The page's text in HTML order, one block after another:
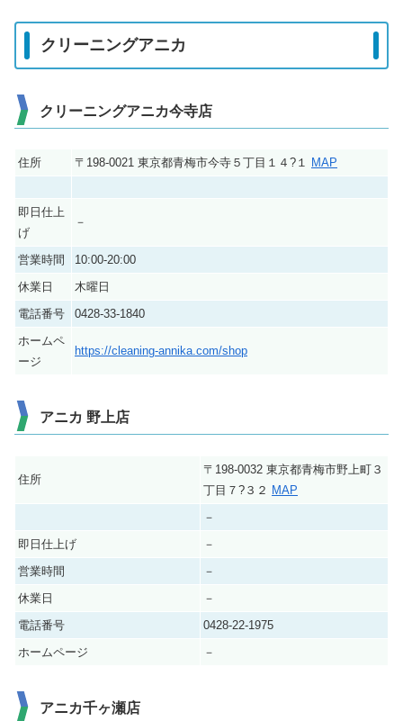
クリーニングアニカ
クリーニングアニカ今寺店
住所 〒198-0021 東京都青梅市今寺５丁目１４?１ MAP
即日仕上
げ
－
営業時間
10:00-20:00
休業日
木曜日
電話番号
0428-33-1840
ホームペ
ージ
https://cleaning-annika.com/shop
アニカ 野上店
住所
〒198-0032 東京都青梅市野上町３
丁目７?３２ MAP
－
即日仕上げ
－
営業時間
－
休業日
－
電話番号
0428-22-1975
ホームページ
－
アニカ千ヶ瀬店